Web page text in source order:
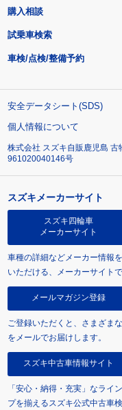
購入相談
試乗車検索
車検/点検/整備予約
安全データシート(SDS)
個人情報について
株式会社 スズキ自販鹿児島
961020040146号
スズキメーカーサイト
スズキ四輪車
メーカーサイト
車種の詳細などメーカー情報
いただける、メーカーサイトで
メールマガジン登録
ご登録いただくと、さまざま
をメールでお届けします。
スズキ中古車情報サイト
「安心・納得・充実」なライ
プを揃えるスズキ公式中古車